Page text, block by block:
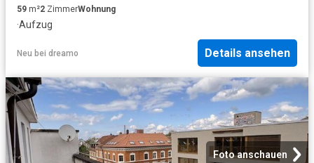
59 m²2 ZimmerWohnung
·Aufzug
Neu bei dreamo Details ansehen
Foto anschauen